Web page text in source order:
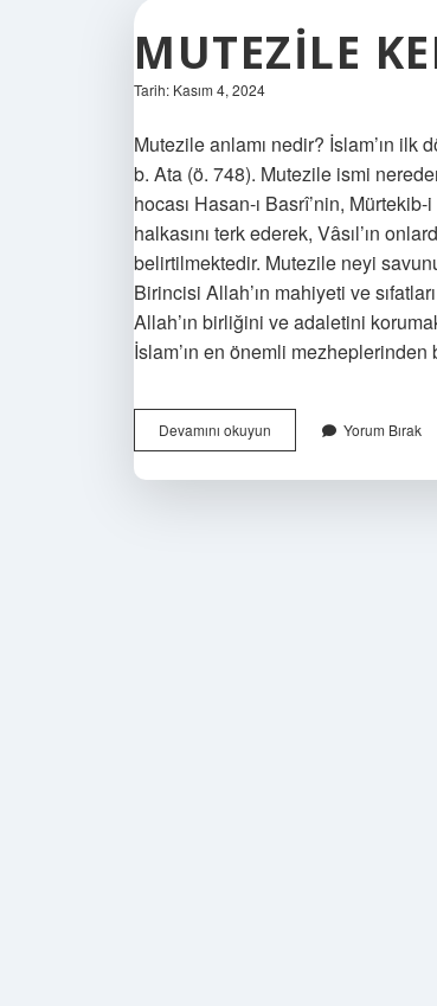
MUTEZILE
Tarih: Kasım 4, 2024
Mutezile anlamı nedir? İslam’ın
b. Ata (ö. 748). Mutezile ismi
hocası Hasan-ı Basrî’nin,
halkasını terk ederek, Vâsıl’ın
belirtilmektedir. Mutezile neyi
Birincisi Allah’ın mahiyeti ve
Allah’ın birliğini ve adaletini
İslam’ın en önemli
Devamını okuyun Mutezile
Kelime
Yorum Bırak